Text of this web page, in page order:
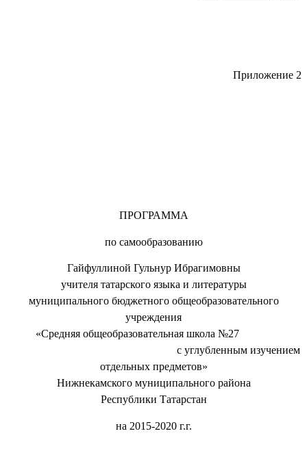
Приложение 2
ПРОГРАММА
по самообразованию
Гайфуллиной Гульнур Ибрагимовны
учителя татарского языка и литературы
муниципального бюджетного общеобразовательного
учреждения
«Средняя общеобразовательная школа №27
с углубленным изучением
отдельных предметов»
Нижнекамского муниципального района
Республики Татарстан
на 2015-2020 г.г.